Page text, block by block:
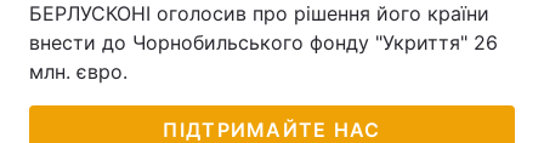
БЕРЛУСКОНІ оголосив про рішення його країни
внести до Чорнобильського фонду "Укриття" 26
млн. євро.
ПІДТРИМАЙТЕ НАС